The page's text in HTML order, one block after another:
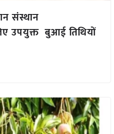
संस्थान
उपयुक्त बुआई तिथियों